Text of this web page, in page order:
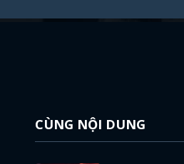
CÙNG NỘI DUNG